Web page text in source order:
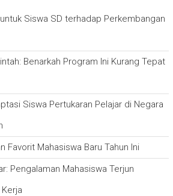
Siswa SD terhadap Perkembangan
Benarkah Program Ini Kurang Tepat
Siswa Pertukaran Pelajar di Negara
Favorit Mahasiswa Baru Tahun Ini
Pengalaman Mahasiswa Terjun